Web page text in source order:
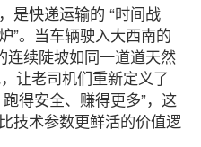
是快递运输的 “时间战
”。当车辆驶入大西南的
连续陡坡如同一道道天然
让老司机们重新定义了
得安全、赚得更多”，这
技术参数更鲜活的价值逻